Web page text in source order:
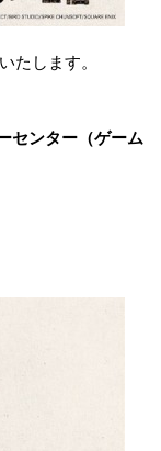
たします。
センター（ゲーム